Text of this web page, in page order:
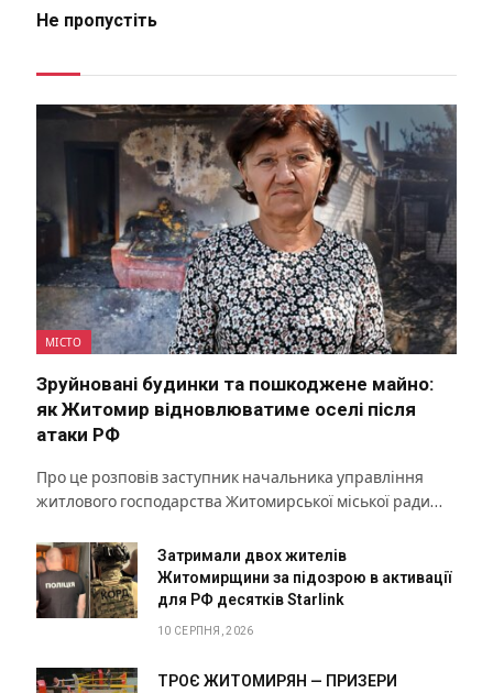
Не пропустіть
МІСТО
Зруйновані будинки та пошкоджене майно:
як Житомир відновлюватиме оселі після
атаки РФ
Про це розповів заступник начальника управління
житлового господарства Житомирської міської ради…
Затримали двох жителів
Житомирщини за підозрою в активації
для РФ десятків Starlink
10 СЕРПНЯ, 2026
ТРОЄ ЖИТОМИРЯН — ПРИЗЕРИ